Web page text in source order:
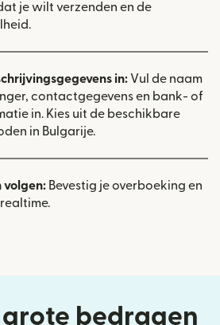
je wilt verzenden en de
in: Vul de naam
contactgegevens en bank- of
in. Kies uit de beschikbare
in Bulgarije.
volgen: Bevestig je overboeking en
bedragen